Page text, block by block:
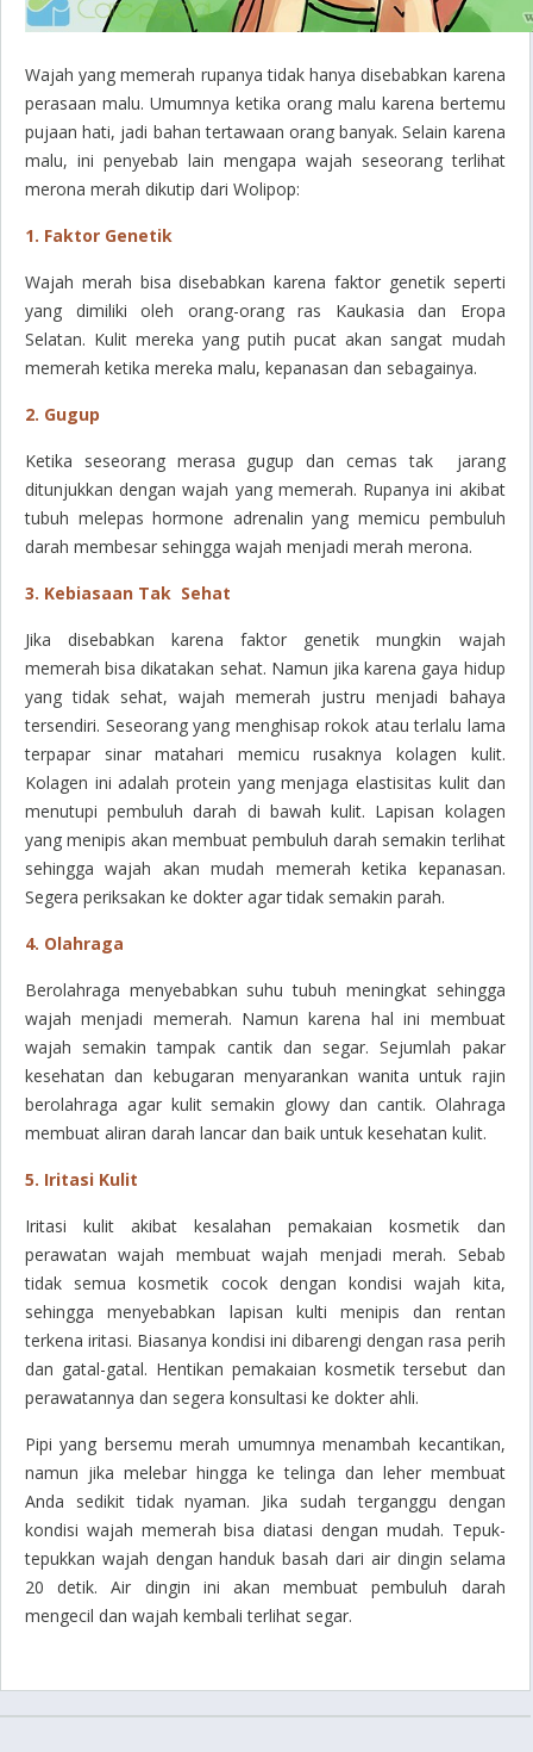
Wajah yang memerah rupanya tidak hanya disebabkan karena
perasaan malu. Umumnya ketika orang malu karena bertemu
pujaan hati, jadi bahan tertawaan orang banyak. Selain karena
malu, ini penyebab lain mengapa wajah seseorang terlihat
merona merah dikutip dari Wolipop:
1. Faktor Genetik
Wajah merah bisa disebabkan karena faktor genetik seperti
yang dimiliki oleh orang-orang ras Kaukasia dan Eropa
Selatan. Kulit mereka yang putih pucat akan sangat mudah
memerah ketika mereka malu, kepanasan dan sebagainya.
2. Gugup
Ketika seseorang merasa gugup dan cemas tak jarang
ditunjukkan dengan wajah yang memerah. Rupanya ini akibat
tubuh melepas hormone adrenalin yang memicu pembuluh
darah membesar sehingga wajah menjadi merah merona.
3. Kebiasaan Tak Sehat
Jika disebabkan karena faktor genetik mungkin wajah
memerah bisa dikatakan sehat. Namun jika karena gaya hidup
yang tidak sehat, wajah memerah justru menjadi bahaya
tersendiri. Seseorang yang menghisap rokok atau terlalu lama
terpapar sinar matahari memicu rusaknya kolagen kulit.
Kolagen ini adalah protein yang menjaga elastisitas kulit dan
menutupi pembuluh darah di bawah kulit. Lapisan kolagen
yang menipis akan membuat pembuluh darah semakin terlihat
sehingga wajah akan mudah memerah ketika kepanasan.
Segera periksakan ke dokter agar tidak semakin parah.
4. Olahraga
Berolahraga menyebabkan suhu tubuh meningkat sehingga
wajah menjadi memerah. Namun karena hal ini membuat
wajah semakin tampak cantik dan segar. Sejumlah pakar
kesehatan dan kebugaran menyarankan wanita untuk rajin
berolahraga agar kulit semakin glowy dan cantik. Olahraga
membuat aliran darah lancar dan baik untuk kesehatan kulit.
5. Iritasi Kulit
Iritasi kulit akibat kesalahan pemakaian kosmetik dan
perawatan wajah membuat wajah menjadi merah. Sebab
tidak semua kosmetik cocok dengan kondisi wajah kita,
sehingga menyebabkan lapisan kulti menipis dan rentan
terkena iritasi. Biasanya kondisi ini dibarengi dengan rasa perih
dan gatal-gatal. Hentikan pemakaian kosmetik tersebut dan
perawatannya dan segera konsultasi ke dokter ahli.
Pipi yang bersemu merah umumnya menambah kecantikan,
namun jika melebar hingga ke telinga dan leher membuat
Anda sedikit tidak nyaman. Jika sudah terganggu dengan
kondisi wajah memerah bisa diatasi dengan mudah. Tepuk-
tepukkan wajah dengan handuk basah dari air dingin selama
20 detik. Air dingin ini akan membuat pembuluh darah
mengecil dan wajah kembali terlihat segar.